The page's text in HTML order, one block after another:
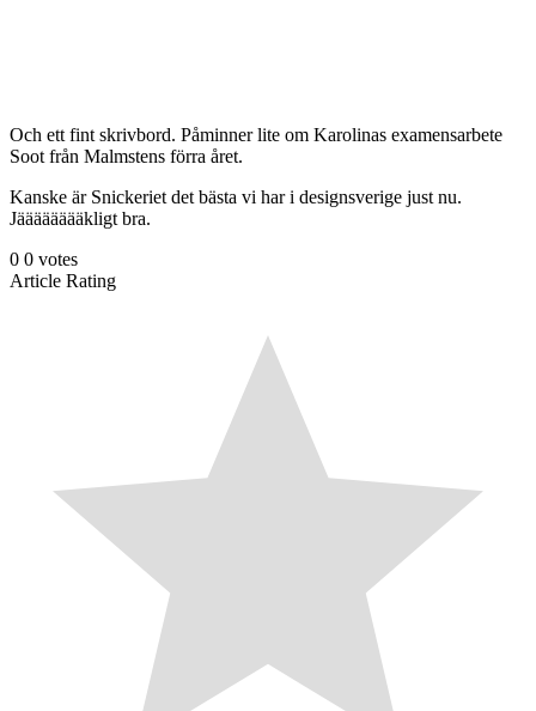
Och ett fint skrivbord. Påminner lite om Karolinas examensarbete
Soot från Malmstens förra året.
Kanske är Snickeriet det bästa vi har i designsverige just nu.
Jääääääääkligt bra.
0 0 votes
Article Rating